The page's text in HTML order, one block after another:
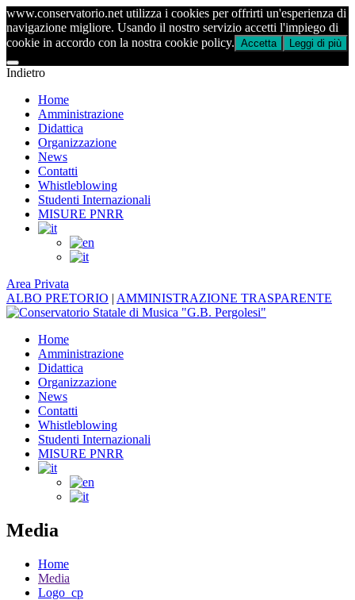
www.conservatorio.net utilizza i cookies per offrirti un'esperienza di
navigazione migliore. Usando il nostro servizio accetti l'impiego di
cookie in accordo con la nostra cookie policy. Accetta Leggi di più
Indietro
Home
Amministrazione
Didattica
Organizzazione
News
Contatti
Whistleblowing
Studenti Internazionali
MISURE PNRR
Area Privata
ALBO PRETORIO | AMMINISTRAZIONE TRASPARENTE
Home
Amministrazione
Didattica
Organizzazione
News
Contatti
Whistleblowing
Studenti Internazionali
MISURE PNRR
Media
Home
Media
Logo_cp